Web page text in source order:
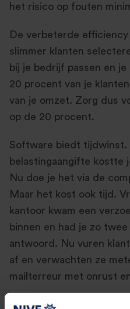
het risico op fouten
De verbeterde
slimmer klanten
bij je bedrijf passen en
20 procent van je
van je omzet. Zorg dus
op de 20 procent.
Software biedt tijdwinst.
belastingaangifte kostte
Nu doe je het via de
Maar het kost ook tijd.
kantoor kwam een
binnen en had je zo
antwoord. Nu vuren
af en verwachten ze
mailterreur met onrust